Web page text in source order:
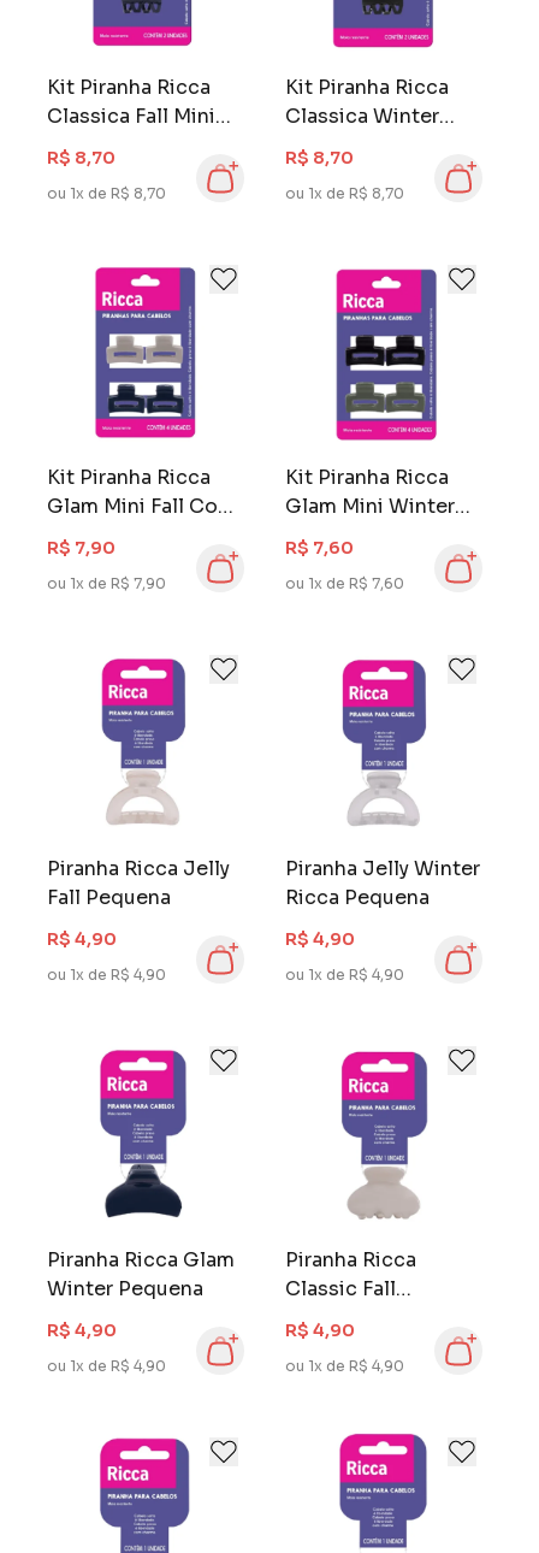
Kit Piranha Ricca
Classica Fall Mini
Com 2 Unidades
R$ 8,70
ou 1x de R$ 8,70
Kit Piranha Ricca
Classica Winter
Mini Com 2
Unidades
R$ 8,70
ou 1x de R$ 8,70
Kit Piranha Ricca
Glam Mini Fall Com
4 Unidades
R$ 7,90
ou 1x de R$ 7,90
Kit Piranha Ricca
Glam Mini Winter
Com 4 Unidades
R$ 7,60
ou 1x de R$ 7,60
Piranha Ricca Jelly
Fall Pequena
R$ 4,90
ou 1x de R$ 4,90
Piranha Jelly Winter
Ricca Pequena
R$ 4,90
ou 1x de R$ 4,90
Piranha Ricca Glam
Winter Pequena
R$ 4,90
ou 1x de R$ 4,90
Piranha Ricca
Classic Fall
Pequena
R$ 4,90
ou 1x de R$ 4,90